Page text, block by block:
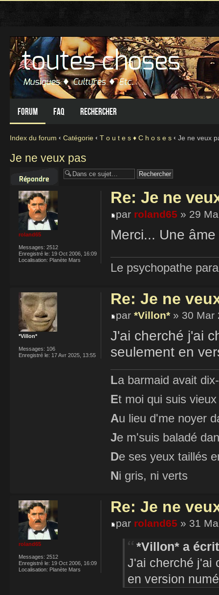
Forum FAQ Rechercher
Index du forum ‹ Catégorie ‹ T o u t e s ♦ C h o s e s ‹ Je ne veux
Je ne veux pas
Re: Je ne
par roland65 » 29
Merci... Une
Le psychopathe
roland65
Messages: 2512
Enregistré le: 19 Oct 2006, 16:09
Localisation: Planète Mars
Re: Je ne
par *Villon* » 30 Mar
J'ai cherché j'ai
seulement en
La barmaid avait
Et moi qui suis
Au lieu d'me noyer
Je m'suis baladé
De ses yeux taillés
Ni gris, ni verts
*Villon*
Messages: 106
Enregistré le: 17 Avr 2025, 13:55
Re: Je ne
par roland65 » 31
*Villon* a
J'ai cherché j'ai
en version
roland65
Messages: 2512
Enregistré le: 19 Oct 2006, 16:09
Localisation: Planète Mars